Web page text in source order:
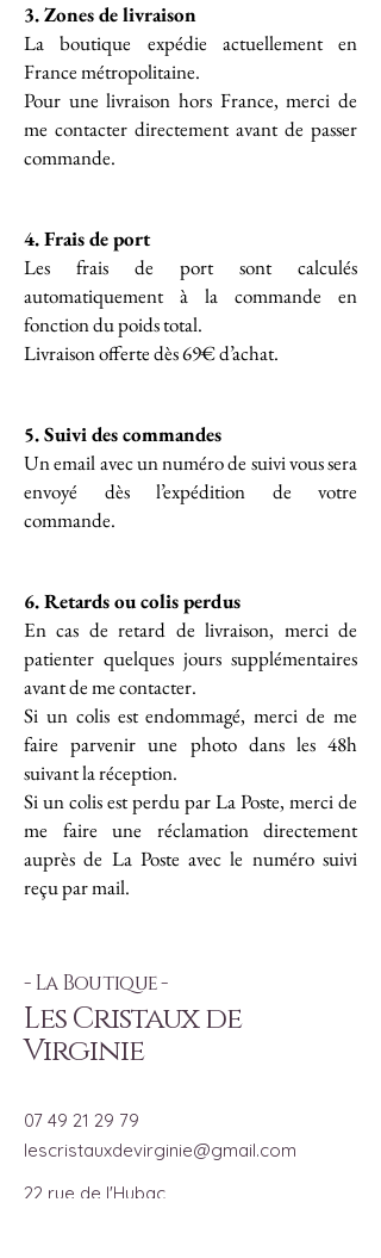
3.Zones de livraison
La boutique expédie actuellement en
France métropolitaine.
Pour une livraison hors France, merci de
me contacter directement avant de passer
commande.
4.Frais de port
Les frais de port sont calculés
automatiquement à la commande en
fonction du poids total.
Livraison offerte dès 69€ d’achat.
5.Suivi des commandes
Un email avec un numéro de suivi vous sera
envoyé dès l’expédition de votre
commande.
6.Retards ou colis perdus
En cas de retard de livraison, merci de
patienter quelques jours supplémentaires
avant de me contacter.
Si un colis est endommagé, merci de me
faire parvenir une photo dans les 48h
suivant la réception.
Si un colis est perdu par La Poste, merci de
me faire une réclamation directement
auprès de La Poste avec le numéro suivi
reçu par mail.
- La Boutique -
Les Cristaux de
Virginie
07 49 21 29 79
lescristauxdevirginie@gmail.com
22 rue de l'Hubac